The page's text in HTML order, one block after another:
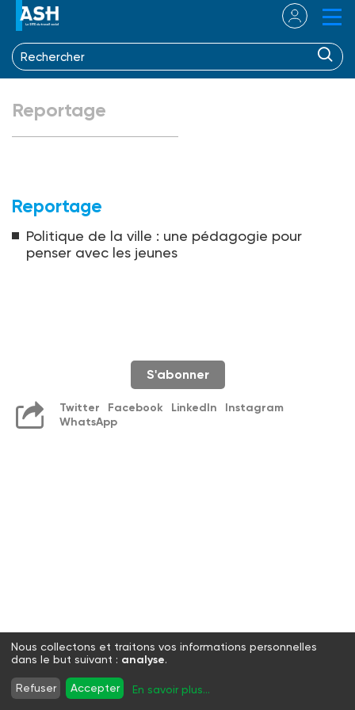
Reportage
Reportage
Politique de la ville : une pédagogie pour
penser avec les jeunes
S'abonner
Twitter Facebook LinkedIn
Instagram
WhatsApp
Nous collectons et traitons vos informations personnelles
dans le but suivant : analyse.
Refuser Accepter En savoir plus...